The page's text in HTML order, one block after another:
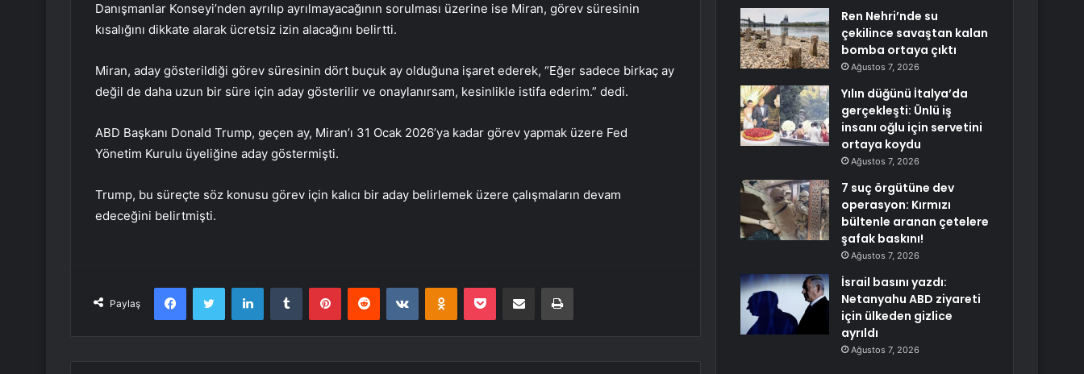
Danışmanlar Konseyi’nden ayrılıp ayrılmayacağının sorulması üzerine ise Miran, görev süresinin
kısalığını dikkate alarak ücretsiz izin alacağını belirtti.
Miran, aday gösterildiği görev süresinin dört buçuk ay olduğuna işaret ederek, “Eğer sadece birkaç ay
değil de daha uzun bir süre için aday gösterilir ve onaylanırsam, kesinlikle istifa ederim.” dedi.
ABD Başkanı Donald Trump, geçen ay, Miran’ı 31 Ocak 2026’ya kadar görev yapmak üzere Fed
Yönetim Kurulu üyeliğine aday göstermişti.
Trump, bu süreçte söz konusu görev için kalıcı bir aday belirlemek üzere çalışmaların devam
edeceğini belirtmişti.
Paylaş
FacebookTwitter LinkedInTumblr PinterestReddit VKontakteOdnoklassniki
Pocket E-Posta ile paylaş Yazdır
Ren Nehri’nde su
çekilince savaştan kalan
bomba ortaya çıktı
Ağustos 7, 2026
Yılın düğünü İtalya’da
gerçekleşti: Ünlü iş
insanı oğlu için servetini
ortaya koydu
Ağustos 7, 2026
7 suç örgütüne dev
operasyon: Kırmızı
bültenle aranan çetelere
şafak baskını!
Ağustos 7, 2026
İsrail basını yazdı:
Netanyahu ABD ziyareti
için ülkeden gizlice
ayrıldı
Ağustos 7, 2026